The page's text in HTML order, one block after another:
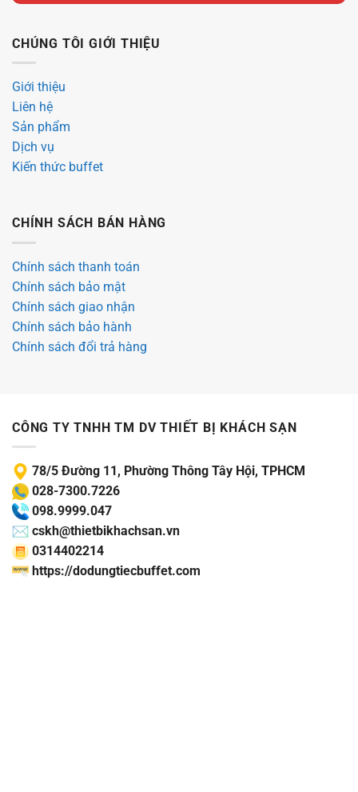
CHÚNG TÔI GIỚI THIỆU
Giới thiệu
Liên hệ
Sản phẩm
Dịch vụ
Kiến thức buffet
CHÍNH SÁCH BÁN HÀNG
Chính sách thanh toán
Chính sách bảo mật
Chính sách giao nhận
Chính sách bảo hành
Chính sách đổi trả hàng
CÔNG TY TNHH TM DV THIẾT BỊ KHÁCH SẠN
78/5 Đường 11, Phường Thông Tây Hội, TPHCM
028-7300.7226
098.9999.047
cskh@thietbikhachsan.vn
0314402214
https://dodungtiecbuffet.com